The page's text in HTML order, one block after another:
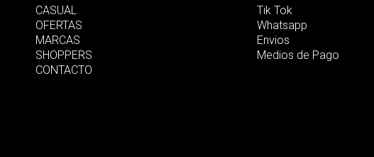
CASUAL
OFERTAS
MARCAS
SHOPPERS
CONTACTO
Tik Tok
Whatsapp
Envios
Medios de Pago